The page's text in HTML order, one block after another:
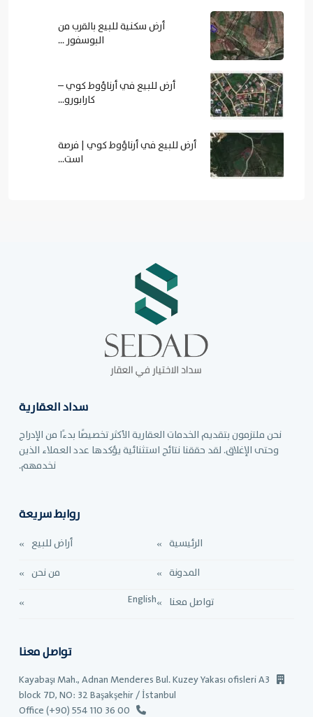
أرض سكنية للبيع بالقرب من
البوسفور ...
أرض للبيع في أرناؤوط كوي –
كارابورو...
أرض للبيع في أرناؤوط كوي | فرصة
است...
سداد العقارية
نحن ملتزمون بتقديم الخدمات العقارية الأكثر تخصيصًا بدءًا من الإدراج
وحتى الإغلاق. لقد حققنا نتائج استثنائية يؤكدها عدد العملاء الذين
نخدمهم.
روابط سريعة
الرئيسية
أراض للبيع
المدونة
من نحن
تواصل معنا
English
تواصل معنا
Kayabaşı Mah., Adnan Menderes Bul. Kuzey Yakası ofisleri A3
block 7D, NO: 32 Başakşehir / İstanbul
Office (+90) 554 110 36 00